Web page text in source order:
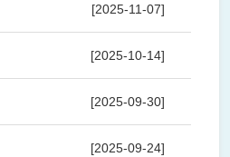
[2025-11-07]
[2025-10-14]
[2025-09-30]
[2025-09-24]